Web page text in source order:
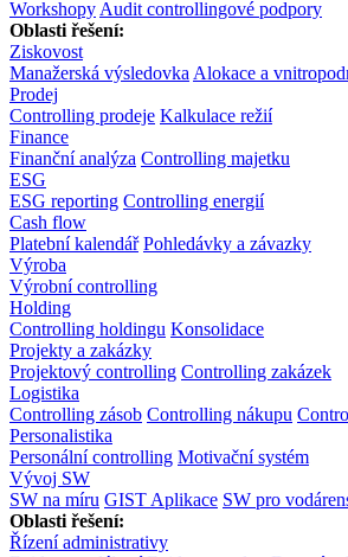
Workshopy Audit controllingové podpory
Oblasti řešení:
Ziskovost
Manažerská výsledovka Alokace a
Prodej
Controlling prodeje Kalkulace režií
Finance
Finanční analýza Controlling majetku
ESG
ESG reporting Controlling energií
Cash flow
Platební kalendář Pohledávky a závazky
Výroba
Výrobní controlling
Holding
Controlling holdingu Konsolidace
Projekty a zakázky
Projektový controlling Controlling zakázek
Logistika
Controlling zásob Controlling nákupu
Personalistika
Personální controlling Motivační systém
Vývoj SW
SW na míru GIST Aplikace SW pro
Oblasti řešení:
Řízení administrativy